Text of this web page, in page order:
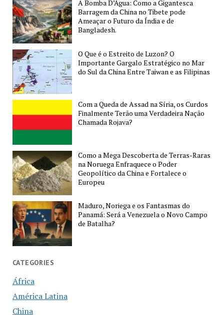
A Bomba D’Água: Como a Gigantesca
Barragem da China no Tibete pode
Ameaçar o Futuro da Índia e de
Bangladesh.
O Que é o Estreito de Luzon? O
Importante Gargalo Estratégico no Mar
do Sul da China Entre Taiwan e as Filipinas
Com a Queda de Assad na Síria, os Curdos
Finalmente Terão uma Verdadeira Nação
Chamada Rojava?
Como a Mega Descoberta de Terras-Raras
na Noruega Enfraquece o Poder
Geopolítico da China e Fortalece o
Europeu
Maduro, Noriega e os Fantasmas do
Panamá: Será a Venezuela o Novo Campo
de Batalha?
CATEGORIES
África
América Latina
China